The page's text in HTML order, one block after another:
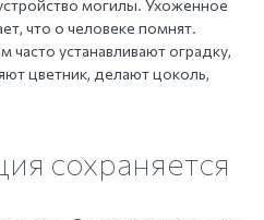
могилы. Ухоженное
что о человеке помнят.
часто устанавливают оградку,
цветник, делают цоколь,
сохраняется